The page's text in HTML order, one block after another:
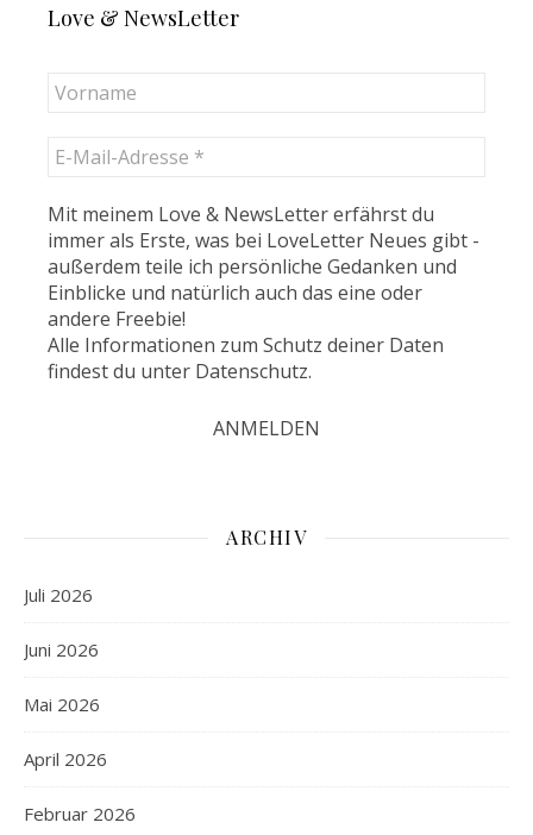
Love & NewsLetter
Mit meinem Love & NewsLetter erfährst du
immer als Erste, was bei LoveLetter Neues gibt -
außerdem teile ich persönliche Gedanken und
Einblicke und natürlich auch das eine oder
andere Freebie!
Alle Informationen zum Schutz deiner Daten
findest du unter Datenschutz.
ARCHIV
Juli 2026
Juni 2026
Mai 2026
April 2026
Februar 2026